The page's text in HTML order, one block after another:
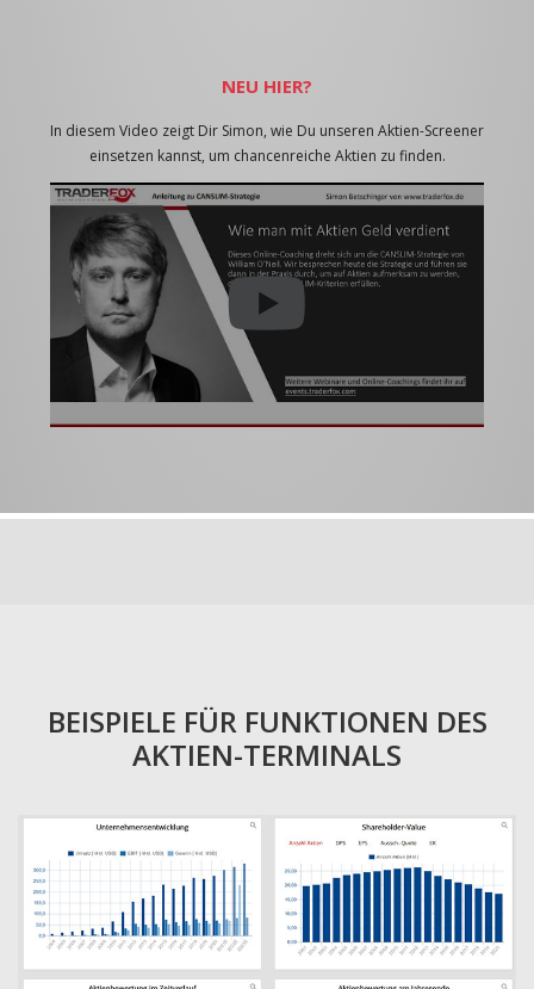
NEU HIER?
In diesem Video zeigt Dir Simon, wie Du unseren Aktien-Screener
einsetzen kannst, um chancenreiche Aktien zu finden.
BEISPIELE FÜR FUNKTIONEN DES
AKTIEN-TERMINALS